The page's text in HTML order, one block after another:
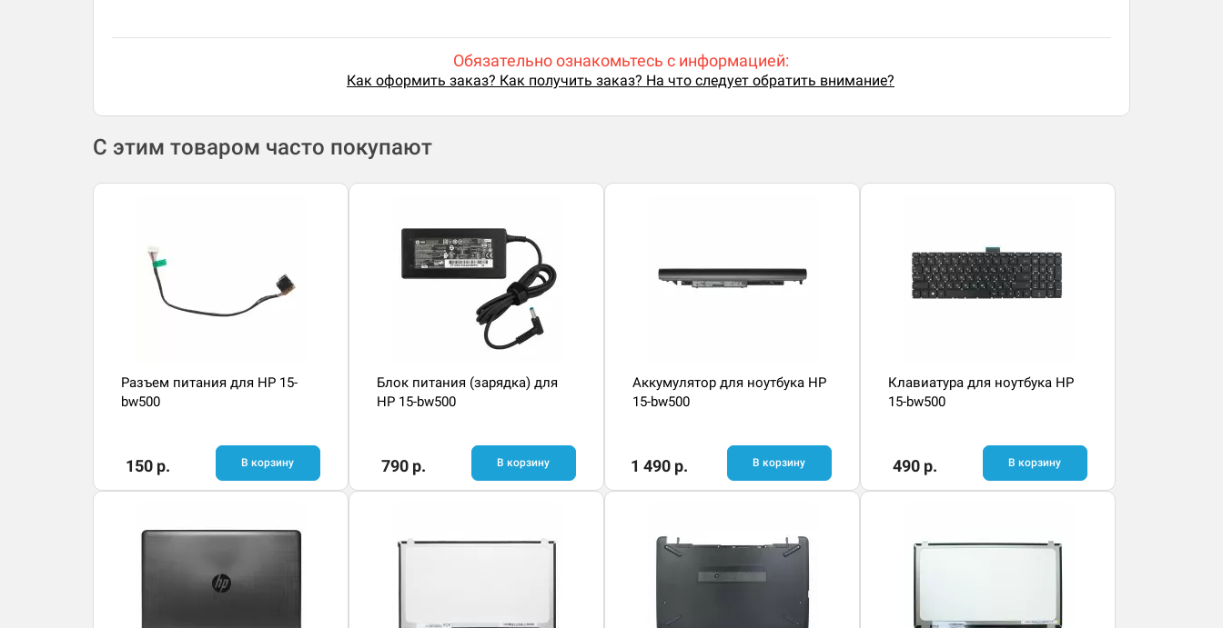
Обязательно ознакомьтесь с информацией:
Как оформить заказ? Как получить заказ? На что следует обратить внимание?
С этим товаром часто покупают
Разъем питания для HP 15-
bw500
150 р. В корзину
Блок питания (зарядка) для
HP 15-bw500
790 р. В корзину
Аккумулятор для ноутбука HP
15-bw500
1 490 р. В корзину
Клавиатура для ноутбука HP
15-bw500
490 р. В корзину